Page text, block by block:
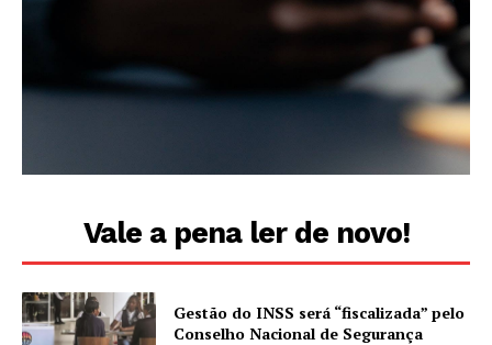
Vale a pena ler de novo!
Gestão do INSS será “fiscalizada” pelo
Conselho Nacional de Segurança